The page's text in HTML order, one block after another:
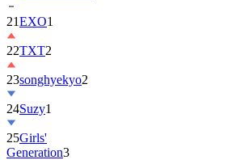
21EXO1
22TXT2
23songhyekyo2
24Suzy1
25Girls'
Generation3